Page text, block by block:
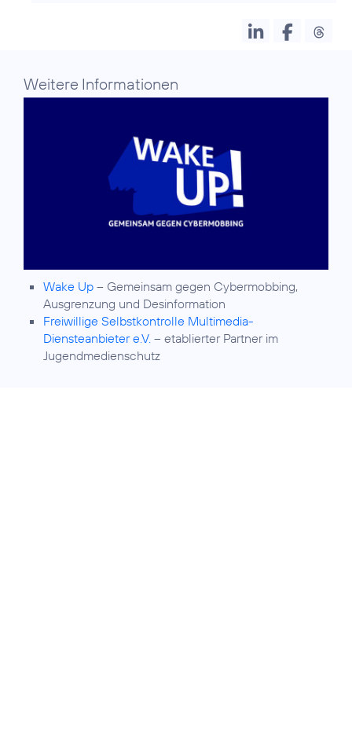
Weitere Informationen
Wake Up – Gemeinsam gegen Cybermobbing,
Ausgrenzung und Desinformation
Freiwillige Selbstkontrolle Multimedia-
Diensteanbieter e.V. – etablierter Partner im
Jugendmedienschutz